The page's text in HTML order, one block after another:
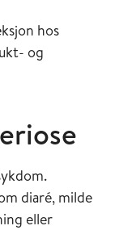
hos
og
diaré, milde
eller